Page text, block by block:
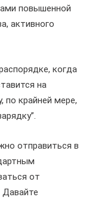
повышенной
активного
когда
на
по крайней мере,
отправиться в
от
Давайте